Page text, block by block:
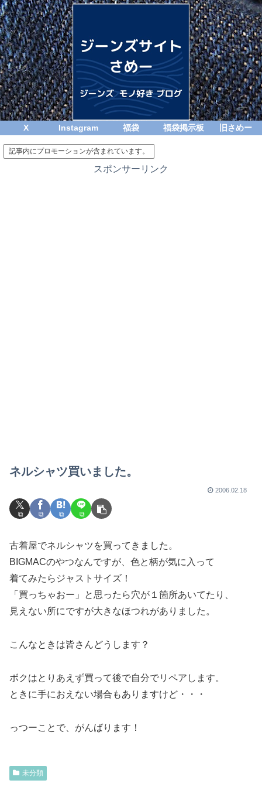
X Instagram 福袋 福袋掲示板 旧さめー
記事内にプロモーションが含まれています。
スポンサーリンク
ネルシャツ買いました。
2006.02.18
古着屋でネルシャツを買ってきました。
BIGMACのやつなんですが、色と柄が気に入って
着てみたらジャストサイズ！
「買っちゃおー」と思ったら穴が１箇所あいてたり、
見えない所にですが大きなほつれがありました。
こんなときは皆さんどうします？
ボクはとりあえず買って後で自分でリペアします。
ときに手におえない場合もありますけど・・・
っつーことで、がんばります！
未分類